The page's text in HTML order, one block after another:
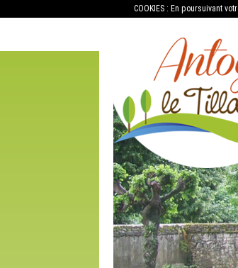
COOKIES : En poursuivant